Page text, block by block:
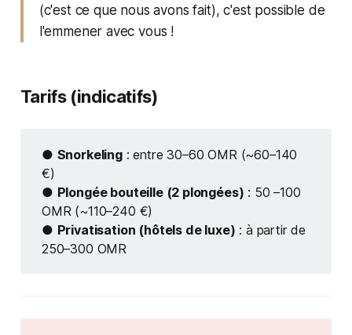
(c'est ce que nous avons fait), c'est possible de
l'emmener avec vous !
Tarifs (indicatifs)
● Snorkeling: entre 30–60 OMR (~60–140
€)
● Plongée bouteille (2 plongées) : 50 –100
OMR (~110–240 €)
● Privatisation (hôtels de luxe) : à partir de
250–300 OMR